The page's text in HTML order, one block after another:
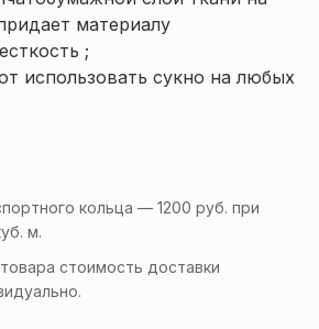
материалу
;
использовать сукно на любых
кольца — 1200 руб. при
м.
стоимость доставки